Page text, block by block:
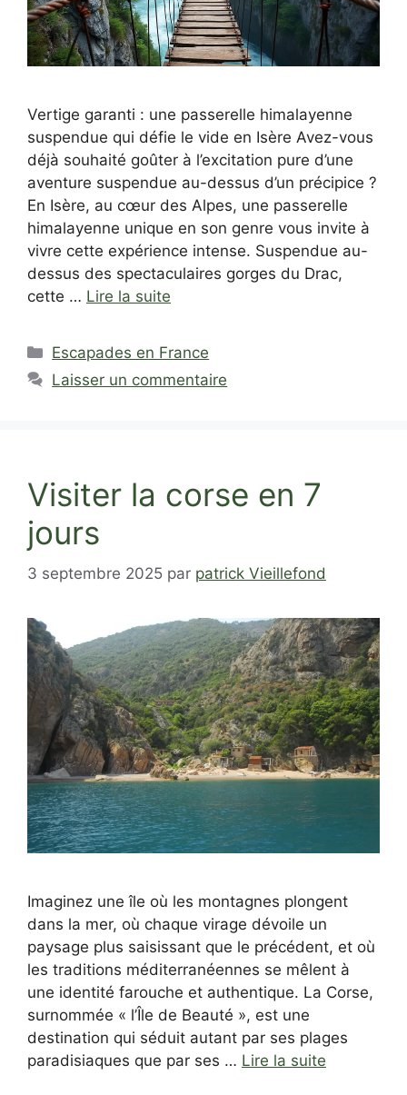
Vertige garanti : une passerelle himalayenne
suspendue qui défie le vide en Isère Avez-vous
déjà souhaité goûter à l’excitation pure d’une
aventure suspendue au-dessus d’un précipice ?
En Isère, au cœur des Alpes, une passerelle
himalayenne unique en son genre vous invite à
vivre cette expérience intense. Suspendue au-
dessus des spectaculaires gorges du Drac,
cette … Lire la suite
Catégories
Escapades en France
Laisser un commentaire
Visiter la corse en 7
jours
3 septembre 2025 par patrick Vieillefond
Imaginez une île où les montagnes plongent
dans la mer, où chaque virage dévoile un
paysage plus saisissant que le précédent, et où
les traditions méditerranéennes se mêlent à
une identité farouche et authentique. La Corse,
surnommée « l’Île de Beauté », est une
destination qui séduit autant par ses plages
paradisiaques que par ses … Lire la suite